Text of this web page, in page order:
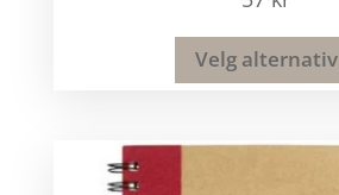
Velg alternativ